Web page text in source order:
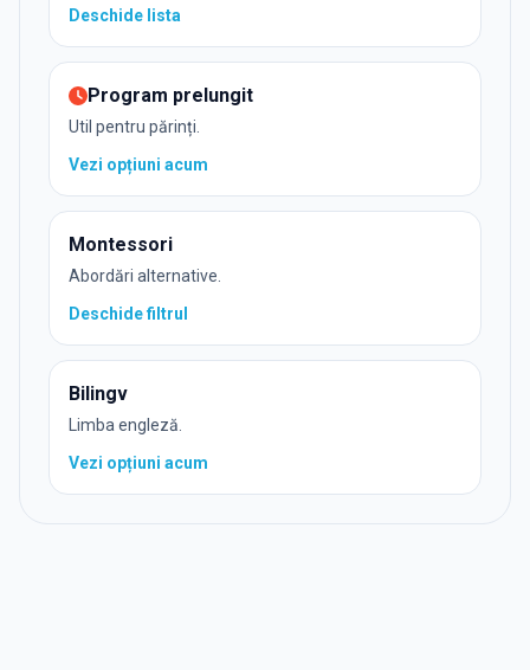
Deschide lista
Program prelungit
Util pentru părinți.
Vezi opțiuni acum
Montessori
Abordări alternative.
Deschidefiltrul
Bilingv
Limba engleză.
Vezi opțiuni acum